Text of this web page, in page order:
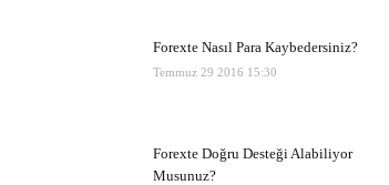
Forexte Nasıl Para Kaybedersiniz?
Temmuz 29 2016 15:30
Forexte Doğru Desteği Alabiliyor
Musunuz?